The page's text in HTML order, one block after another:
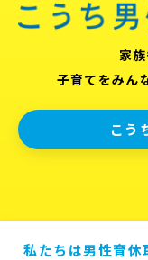
家
子育てをみん
こう
私たちは男性育